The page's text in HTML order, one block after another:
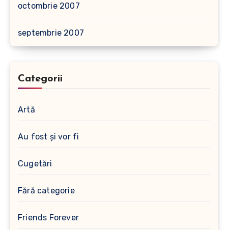
octombrie 2007
septembrie 2007
Categorii
Artă
Au fost şi vor fi
Cugetări
Fără categorie
Friends Forever